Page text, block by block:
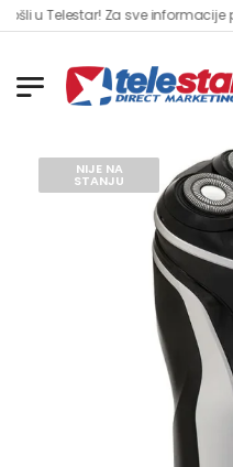
u Telestar! Za sve informacije
NIJE NA
STANJU